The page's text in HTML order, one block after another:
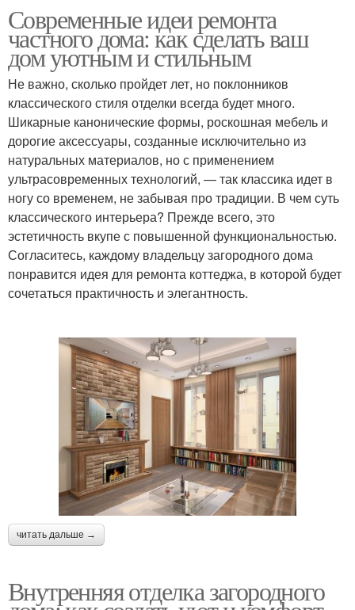
Современные идеи ремонта
частного дома: как сделать ваш
дом уютным и стильным
Не важно, сколько пройдет лет, но поклонников
классического стиля отделки всегда будет много.
Шикарные канонические формы, роскошная мебель и
дорогие аксессуары, созданные исключительно из
натуральных материалов, но с применением
ультрасовременных технологий, — так классика идет в
ногу со временем, не забывая про традиции. В чем суть
классического интерьера? Прежде всего, это
эстетичность вкупе с повышенной функциональностью.
Согласитесь, каждому владельцу загородного дома
понравится идея для ремонта коттеджа, в которой будет
сочетаться практичность и элегантность.
читать дальше →
Внутренняя отделка загородного